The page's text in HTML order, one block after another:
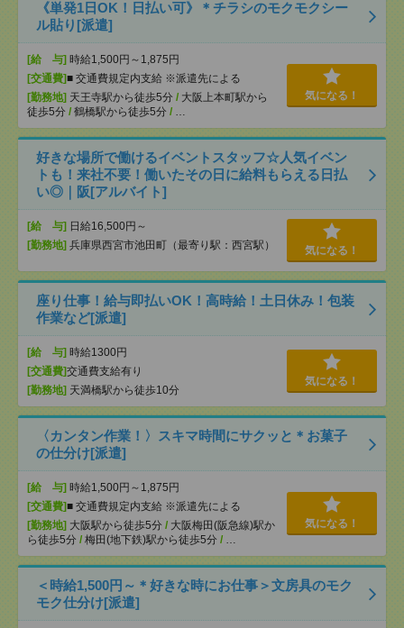
《単発1日OK！日払い可》＊チラシのモクモクシー
ル貼り[派遣]
[給 与] 時給1,500円～1,875円
[交通費]■ 交通費規定内支給 ※派遣先による
[勤務地] 天王寺駅から徒歩5分 / 大阪上本町駅から
徒歩5分 / 鶴橋駅から徒歩5分 / …
気になる！
好きな場所で働けるイベントスタッフ☆人気イベン
トも！来社不要！働いたその日に給料もらえる日払
い◎｜阪[アルバイト]
[給 与] 日給16,500円～
[勤務地] 兵庫県西宮市池田町（最寄り駅：西宮駅） 気になる！
座り仕事！給与即払いOK！高時給！土日休み！包装
作業など[派遣]
[給 与] 時給1300円
[交通費]交通費支給有り
[勤務地] 天満橋駅から徒歩10分
気になる！
〈カンタン作業！〉スキマ時間にサクッと＊お菓子
の仕分け[派遣]
[給 与] 時給1,500円～1,875円
[交通費]■ 交通費規定内支給 ※派遣先による
[勤務地] 大阪駅から徒歩5分 / 大阪梅田(阪急線)駅か
ら徒歩5分 / 梅田(地下鉄)駅から徒歩5分 / …
気になる！
＜時給1,500円～＊好きな時にお仕事＞文房具のモク
モク仕分け[派遣]